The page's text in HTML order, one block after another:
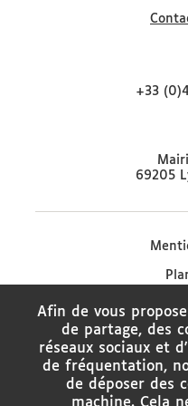
+33
69205
Contacter le
Charte de
Politique de
Afin de vous
de partage, des
réseaux sociaux et
de fréquentation,
de déposer des
machine. Cela